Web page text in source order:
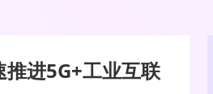
进5G+工业互联